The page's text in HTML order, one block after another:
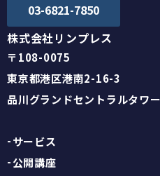
03-6821-7850
株式会社リンプレス
〒108-0075
東京都港区港南2-16-3
品川グランドセントラルタワ
サービス
公開講座